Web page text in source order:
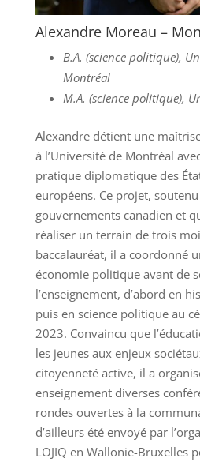
Alexandre Moreau –
B.A. (science politique),
Montréal
M.A. (science politique),
Alexandre détient une
à l’Université de Montréal
pratique diplomatique des
européens. Ce projet,
gouvernements canadien et
réaliser un terrain de trois
baccalauréat, il a coordonné
économie politique avant de
l’enseignement, d’abord en
puis en science politique au
2023. Convaincu que
les jeunes aux enjeux
citoyenneté active, il a
enseignement diverses
rondes ouvertes à la
d’ailleurs été envoyé par
LOJIQ en Wallonie-Bruxelles